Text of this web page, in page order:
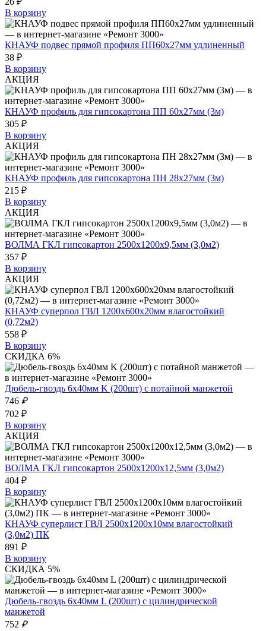
В корзину
КНАУФ подвес прямой профиля ПП60х27мм удлиненный
38 ₽
В корзину
АКЦИЯ
КНАУФ профиль для гипсокартона ПП 60х27мм (3м)
305 ₽
В корзину
АКЦИЯ
КНАУФ профиль для гипсокартона ПН 28х27мм (3м)
215 ₽
В корзину
АКЦИЯ
ВОЛМА ГКЛ гипсокартон 2500х1200х9,5мм (3,0м2)
357 ₽
В корзину
АКЦИЯ
КНАУФ суперпол ГВЛ 1200х600х20мм влагостойкий
(0,72м2)
558 ₽
В корзину
СКИДКА 6%
Дюбель-гвоздь 6х40мм K (200шт) с потайной манжетой
746 ₽
702 ₽
В корзину
АКЦИЯ
ВОЛМА ГКЛ гипсокартон 2500х1200х12,5мм (3,0м2)
404 ₽
В корзину
КНАУФ суперлист ГВЛ 2500х1200х10мм влагостойкий
(3,0м2) ПК
891 ₽
В корзину
СКИДКА 5%
Дюбель-гвоздь 6х40мм L (200шт) с цилиндрической
манжетой
752 ₽